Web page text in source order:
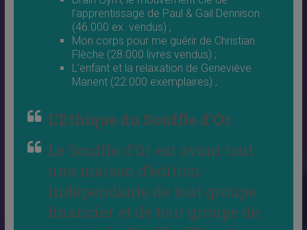
l’apprentissage de Paul & Gail Dennison
(46.000 ex. vendus) ;
Mon corps pour me guérir de Christian
Flèche (28.000 livres vendus) ;
L’enfant et la relaxation de Geneviève
Manent (22.000 exemplaires) ;
L’Ethique du Souffle d’Or
Le Souffle d’Or est avant tout
une maison d’édition
indépendante de tout groupe
financier et de tout groupe de